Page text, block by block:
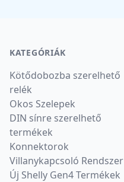
KATEGÓRIÁK
Kötődobozba szerelhető
relék
Okos Szelepek
DIN sínre szerelhető
termékek
Konnektorok
Villanykapcsoló Rendszer
Új Shelly Gen4 Termékek